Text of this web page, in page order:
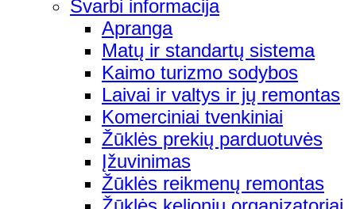
Svarbi informacija
Apranga
Matų ir standartų sistema
Kaimo turizmo sodybos
Laivai ir valtys ir jų remontas
Komerciniai tvenkiniai
Žūklės prekių parduotuvės
Įžuvinimas
Žūklės reikmenų remontas